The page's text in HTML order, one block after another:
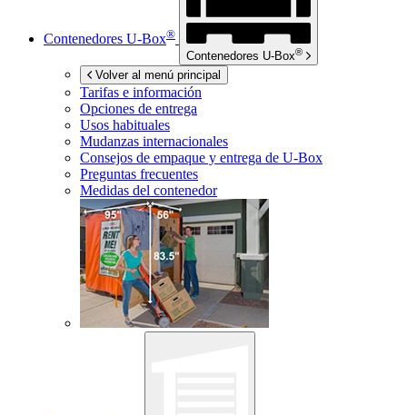
Contenedores U-Box®
Contenedores U-Box®
Volver al menú principal
Tarifas e información
Opciones de entrega
Usos habituales
Mudanzas internacionales
Consejos de empaque y entrega de U-Box
Preguntas frecuentes
Medidas del contenedor